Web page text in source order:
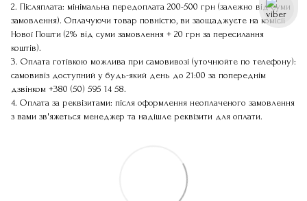
2. Післяплата: мінімальна передоплата 200-500 грн (залежно від суми
замовлення). Оплачуючи товар повністю, ви заощаджуєте на комісії
Нової Пошти (2% від суми замовлення + 20 грн за пересилання
коштів).
3. Оплата готівкою можлива при самовивозі (уточнюйте по телефону):
самовивіз доступний у будь-який день до 21:00 за попереднім
дзвінком +380 (50) 595 14 58.
4. Оплата за реквізитами: після оформлення неоплаченого замовлення
з вами зв'яжеться менеджер та надішле реквізити для оплати.